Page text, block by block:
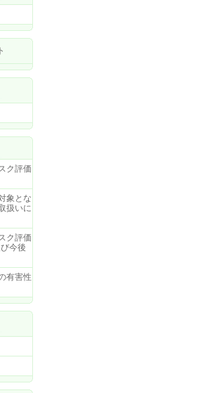
ク評価
象とな
扱いに
ク評価
今後
有害性